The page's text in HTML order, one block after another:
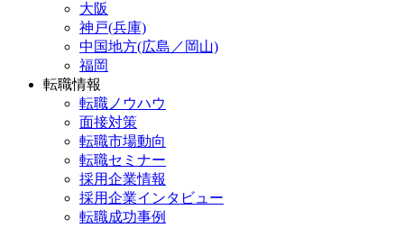
大阪
神戸(兵庫)
中国地方(広島／岡山)
福岡
転職情報
転職ノウハウ
面接対策
転職市場動向
転職セミナー
採用企業情報
採用企業インタビュー
転職成功事例